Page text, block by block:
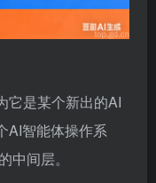
它是某个新出的AI
AI智能体操作系
中间层。